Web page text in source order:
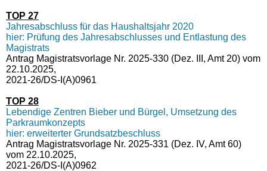
TOP 27
Jahresabschluss für das Haushaltsjahr 2020
hier: Prüfung des Jahresabschlusses und Entlastung des
Magistrats
Antrag Magistratsvorlage Nr. 2025-330 (Dez. III, Amt 20) vom
22.10.2025,
2021-26/DS-I(A)0961
TOP 28
Lebendige Zentren Bieber und Bürgel, Umsetzung des
Parkraumkonzepts
hier: erweiterter Grundsatzbeschluss
Antrag Magistratsvorlage Nr. 2025-331 (Dez. IV, Amt 60)
vom 22.10.2025,
2021-26/DS-I(A)0962